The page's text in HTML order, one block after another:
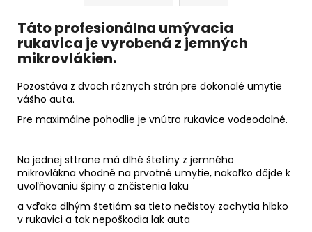
Táto profesionálna umývacia
rukavica je vyrobená z jemných
mikrovlákien.
Pozostáva z dvoch rôznych strán pre dokonalé umytie
vášho auta.
Pre maximálne pohodlie je vnútro rukavice vodeodolné.
Na jednej sttrane má dlhé štetiny z jemného
mikrovlákna vhodné na prvotné umytie, nakoľko dôjde k
uvoľňovaniu špiny a znčistenia laku
a vďaka dlhým štetiám sa tieto nečistoy zachytia hlbko
v rukavici a tak nepoškodia lak auta